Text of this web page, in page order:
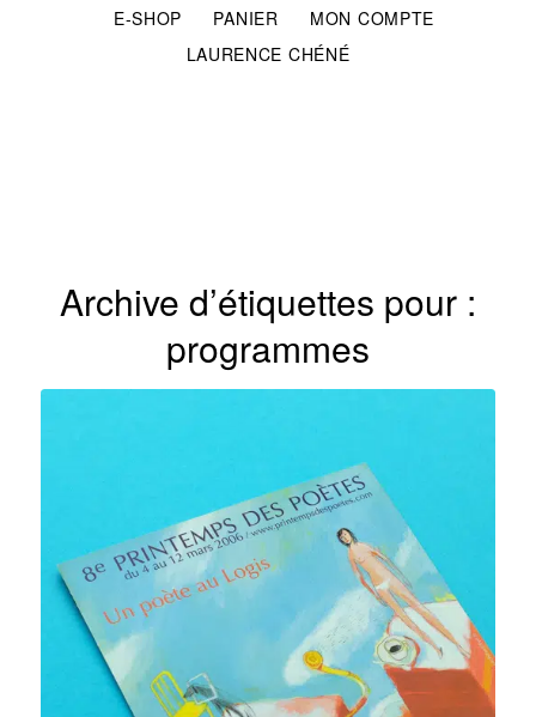
E-SHOP PANIER
MON COMPTE
LAURENCE CHÉNÉ
Archive d’étiquettes pour :
programmes